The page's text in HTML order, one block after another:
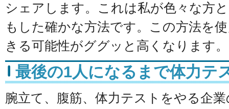
シェアします。これは私が色々な方
もした確かな方法です。この方法を
きる可能性がググッと高くなります。
最後の1人になるまで体力テ
腕立て、腹筋、体力テストをやる企